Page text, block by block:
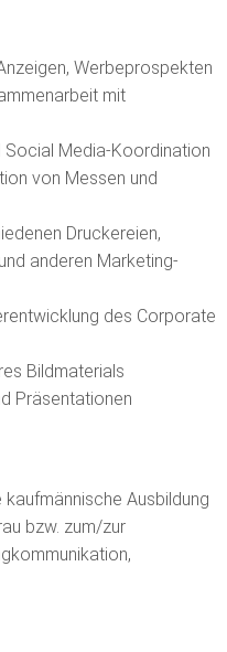
Werbeprospekten
mit
Media-Koordination
von Messen und
Druckereien,
anderen Marketing-
des Corporate
Bildmaterials
Präsentationen
Ausbildung
bzw. zum/zur